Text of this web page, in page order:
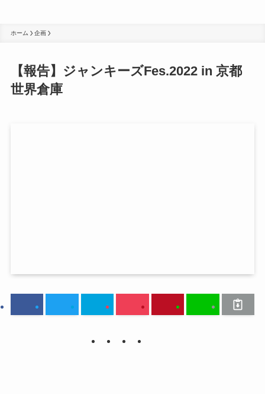
ホーム 企画
【報告】ジャンキーズFes.2022 in 京都
世界倉庫